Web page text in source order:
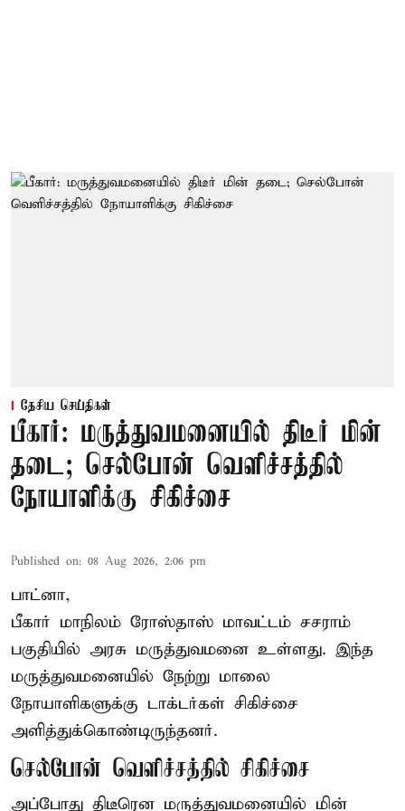
தேசிய செய்திகள்
பீகார்: மருத்துவமனையில் திடீர் மின்
தடை; செல்போன் வெளிச்சத்தில்
நோயாளிக்கு சிகிச்சை
Published on: 08 Aug 2026, 2:06 pm
பாட்னா,
பீகார் மாநிலம் ரோஸ்தாஸ் மாவட்டம் சசராம்
பகுதியில் அரசு மருத்துவமனை உள்ளது. இந்த
மருத்துவமனையில் நேற்று மாலை
நோயாளிகளுக்கு டாக்டர்கள் சிகிச்சை
அளித்துக்கொண்டிருந்தனர்.
செல்போன் வெளிச்சத்தில் சிகிச்சை
அப்போது திடீரென மருத்துவமனையில் மின்